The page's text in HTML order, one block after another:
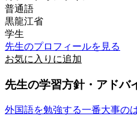
普通語
黒龍江省
学生
先生のプロフィールを見る
お気に入りに追加
先生の学習方針・アドバ
外国語を勉強する一番大事の